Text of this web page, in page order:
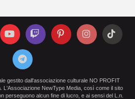
gestito dall'associazione culturale NO PROFIT
. L'Associazione NewType Media, così come il sito
perseguono alcun fine di lucro, e ai sensi del L.n.